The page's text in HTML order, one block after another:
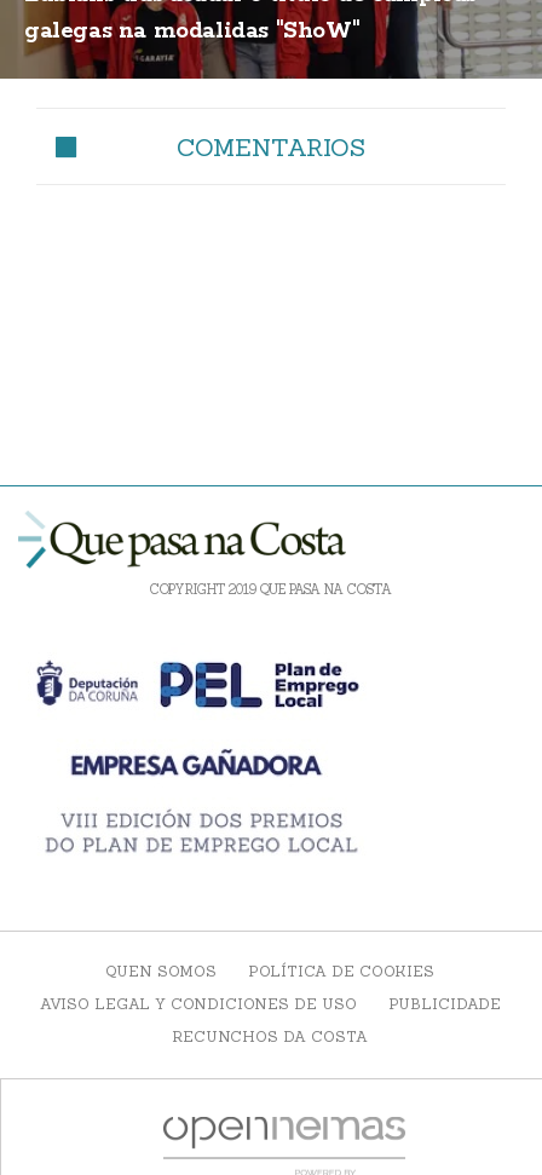
galegas na modalidas "ShoW"
COMENTARIOS
COPYRIGHT 2019 QUE PASA NA COSTA
QUEN SOMOS
POLÍTICA DE COOKIES
AVISO LEGAL Y CONDICIONES DE USO
PUBLICIDADE
RECUNCHOS DA COSTA